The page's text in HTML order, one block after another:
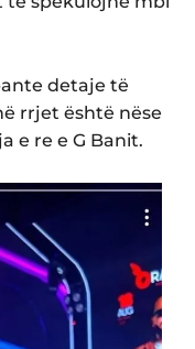
detaje të
rrjet është nëse
e re e G Banit.